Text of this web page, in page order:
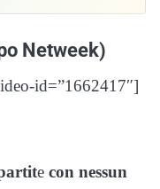
Netweek)
id=”1662417″]
e con nessun